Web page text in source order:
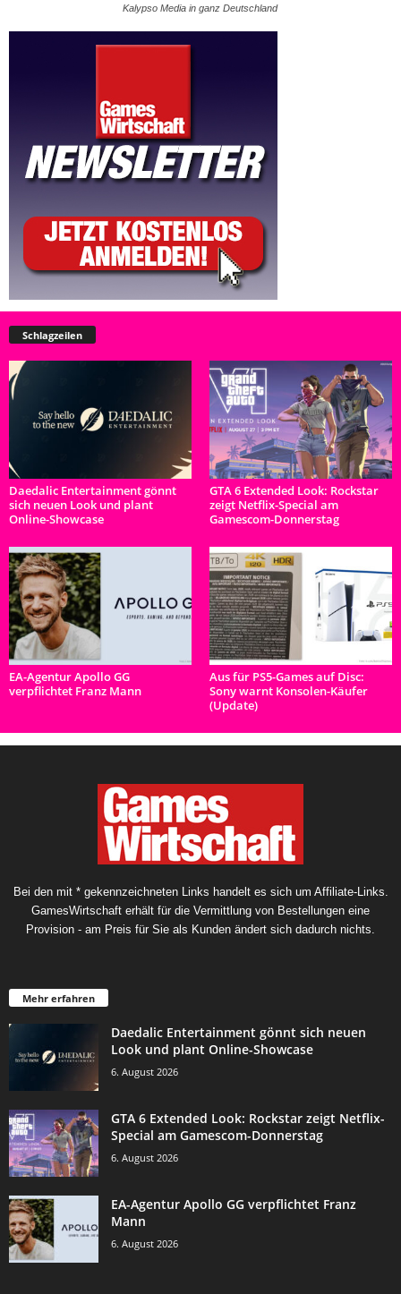
Kalypso Media in ganz Deutschland
Schlagzeilen
Daedalic Entertainment gönnt
sich neuen Look und plant
Online-Showcase
GTA 6 Extended Look: Rockstar
zeigt Netflix-Special am
Gamescom-Donnerstag
EA-Agentur Apollo GG
verpflichtet Franz Mann
Aus für PS5-Games auf Disc:
Sony warnt Konsolen-Käufer
(Update)
Bei den mit * gekennzeichneten Links handelt es sich um Affiliate-Links.
GamesWirtschaft erhält für die Vermittlung von Bestellungen eine
Provision - am Preis für Sie als Kunden ändert sich dadurch nichts.
Mehr erfahren
Daedalic Entertainment gönnt sich neuen
Look und plant Online-Showcase
6. August 2026
GTA 6 Extended Look: Rockstar zeigt Netflix-
Special am Gamescom-Donnerstag
6. August 2026
EA-Agentur Apollo GG verpflichtet Franz
Mann
6. August 2026